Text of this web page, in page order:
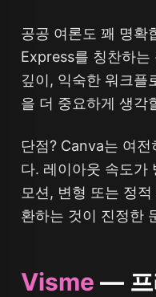
공공 여론도 꽤 명확
Express를 칭찬하는
깊이, 익숙한 워크플
을 더 중요하게 생각
단점? Canva는 여
다. 레이아웃 속도가
모션, 변형 또는 정
환하는 것이 진정한
Visme — 프